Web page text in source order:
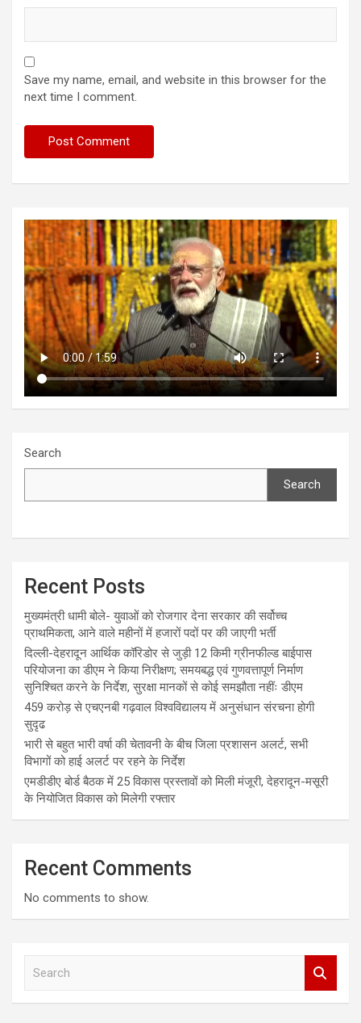
Save my name, email, and website in this browser for the
next time I comment.
Search
Search
Recent Posts
मुख्यमंत्री धामी बोले- युवाओं को रोजगार देना सरकार की सर्वोच्च
प्राथमिकता, आने वाले महीनों में हजारों पदों पर की जाएगी भर्ती
दिल्ली-देहरादून आर्थिक कॉरिडोर से जुड़ी 12 किमी ग्रीनफील्ड बाईपास
परियोजना का डीएम ने किया निरीक्षण; समयबद्ध एवं गुणवत्तापूर्ण निर्माण
सुनिश्चित करने के निर्देश, सुरक्षा मानकों से कोई समझौता नहींः डीएम
459 करोड़ से एचएनबी गढ़वाल विश्वविद्यालय में अनुसंधान संरचना होगी
सुदृढ
भारी से बहुत भारी वर्षा की चेतावनी के बीच जिला प्रशासन अलर्ट, सभी
विभागों को हाई अलर्ट पर रहने के निर्देश
एमडीडीए बोर्ड बैठक में 25 विकास प्रस्तावों को मिली मंजूरी, देहरादून-मसूरी
के नियोजित विकास को मिलेगी रफ्तार
Recent Comments
No comments to show.